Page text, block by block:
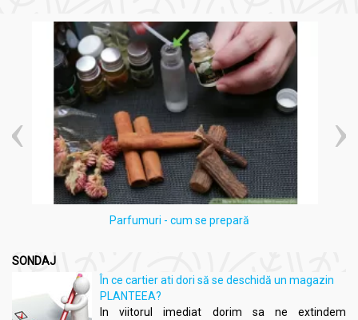
1 cană pe zi sau la 2 zile, seara, în funcție de toleranța
digestivă a persoanei.
A se consuma timp de 3 luni (3 săptămâni alternând cu
una pauză).
Nu se recomandă o cură mai lungă de 4 săptămâni.
Parfumuri - cum se prepară
SONDAJ
În ce cartier ati dori să se deschidă un magazin
PLANTEEA?
In viitorul imediat dorim sa ne extindem